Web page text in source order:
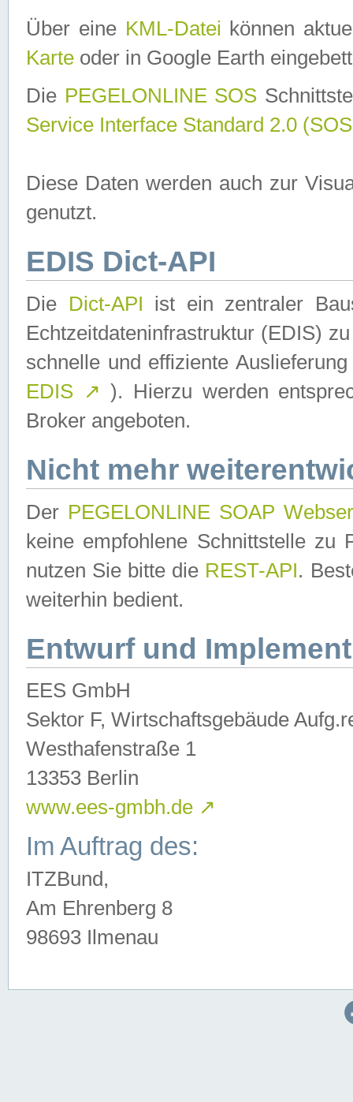
Über eine KML-Datei können
Karte oder in Google Earth
Die PEGELONLINE SOS
Service Interface Standard 2.0
Diese Daten werden auch zur
genutzt.
EDIS Dict-API
Die Dict-API ist ein zentraler
Echtzeitdateninfrastruktur (EDIS)
schnelle und effiziente
EDIS ↗ ). Hierzu werden
Broker angeboten.
Nicht mehr
Der PEGELONLINE SOAP
keine empfohlene Schnittstelle zu
nutzen Sie bitte die REST-API.
weiterhin bedient.
Entwurf und
EES GmbH
Sektor F, Wirtschaftsgebäude
Westhafenstraße 1
13353 Berlin
www.ees-gmbh.de ↗
Im Auftrag des:
ITZBund,
Am Ehrenberg 8
98693 Ilmenau